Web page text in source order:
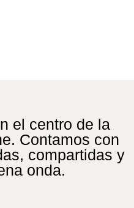
el centro de la
Contamos con
compartidas y
onda.